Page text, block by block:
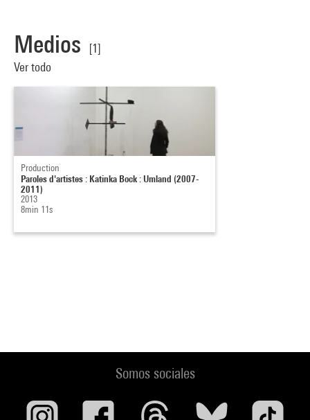
Medios
[1]
Ver todo
Production
Paroles d'artistes : Katinka Bock : Umland (2007-
2011)
2013
8min 11s
Somos sociales